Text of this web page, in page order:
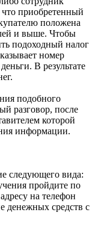
приобретенный
положена
и выше. Чтобы
подоходный налог
номер
В результате
подобного
разговор, после
которой
информации.
следующего вида:
пройдите по
на телефон
денежных средств с